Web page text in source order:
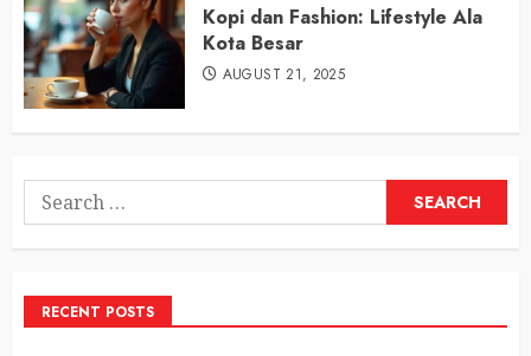
Kopi dan Fashion: Lifestyle Ala
Kota Besar
AUGUST 21, 2025
Search
for:
RECENT POSTS